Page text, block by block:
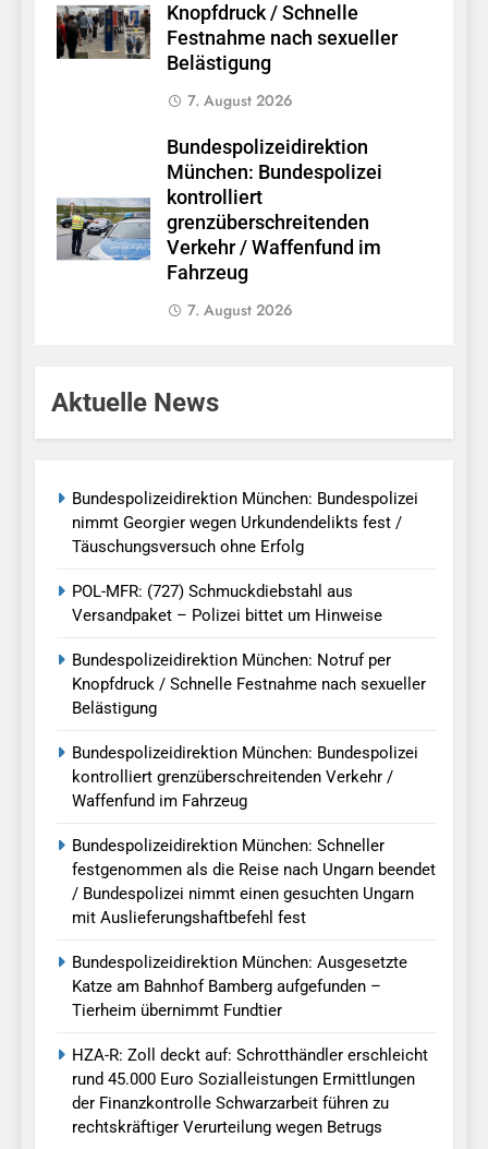
Knopfdruck / Schnelle
Festnahme nach sexueller
Belästigung
7. August 2026
Bundespolizeidirektion
München: Bundespolizei
kontrolliert
grenzüberschreitenden
Verkehr / Waffenfund im
Fahrzeug
7. August 2026
Aktuelle News
Bundespolizeidirektion München: Bundespolizei
nimmt Georgier wegen Urkundendelikts fest /
Täuschungsversuch ohne Erfolg
POL-MFR: (727) Schmuckdiebstahl aus
Versandpaket – Polizei bittet um Hinweise
Bundespolizeidirektion München: Notruf per
Knopfdruck / Schnelle Festnahme nach sexueller
Belästigung
Bundespolizeidirektion München: Bundespolizei
kontrolliert grenzüberschreitenden Verkehr /
Waffenfund im Fahrzeug
Bundespolizeidirektion München: Schneller
festgenommen als die Reise nach Ungarn beendet
/ Bundespolizei nimmt einen gesuchten Ungarn
mit Auslieferungshaftbefehl fest
Bundespolizeidirektion München: Ausgesetzte
Katze am Bahnhof Bamberg aufgefunden –
Tierheim übernimmt Fundtier
HZA-R: Zoll deckt auf: Schrotthändler erschleicht
rund 45.000 Euro Sozialleistungen Ermittlungen
der Finanzkontrolle Schwarzarbeit führen zu
rechtskräftiger Verurteilung wegen Betrugs